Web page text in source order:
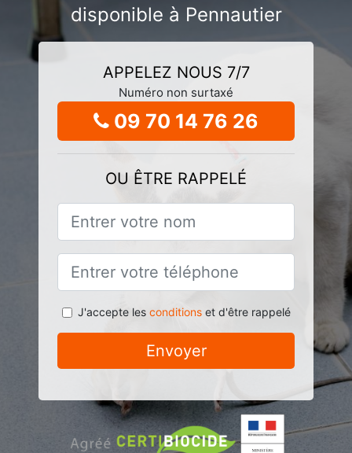
disponible à Pennautier
APPELEZ NOUS 7/7
Numéro non surtaxé
09 70 14 76 26
OU ÊTRE RAPPELÉ
J'accepte les conditionset d'être rappelé
Envoyer